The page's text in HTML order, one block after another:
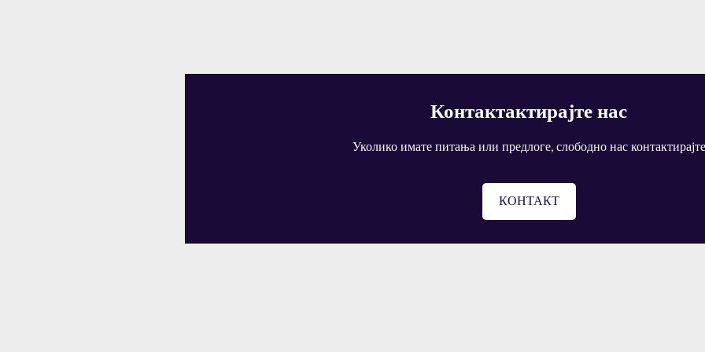
Контактактирајте нас
Уколико имате питања или предлоге, слободно нас контактирајте
КОНТАКТ